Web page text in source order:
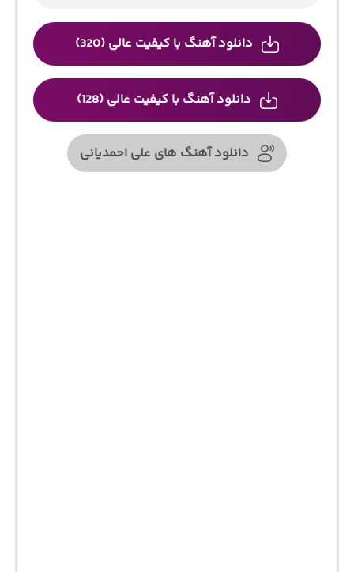
دانلود آهنگ با کیفیت عالی (320)
دانلود آهنگ با کیفیت عالی (128)
دانلود آهنگ های علی احمدیانی